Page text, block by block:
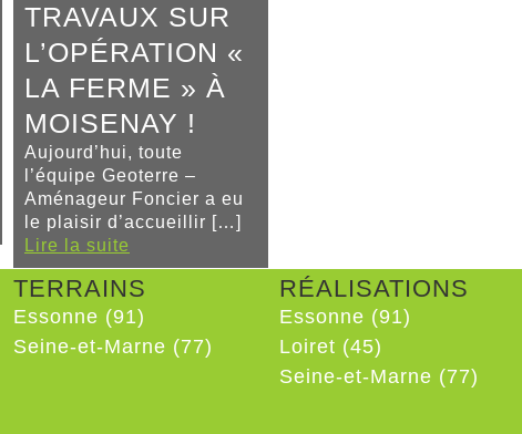
TRAVAUX SUR
L’OPÉRATION «
LA FERME » À
MOISENAY !
Aujourd’hui, toute
l’équipe Geoterre –
Aménageur Foncier a eu
le plaisir d’accueillir […]
Lire la suite
TERRAINS
Essonne (91)
Seine-et-Marne (77)
RÉALISATIONS
Essonne (91)
Loiret (45)
Seine-et-Marne (77)